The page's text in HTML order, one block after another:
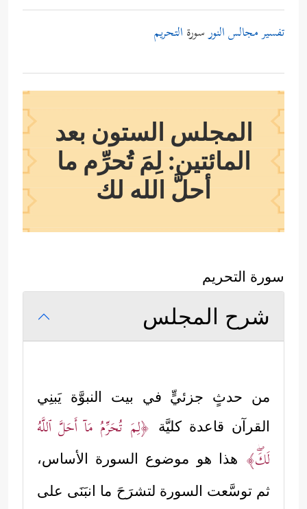
تفسير مجالس النورسورة التحريم
المجلس الستون بعد
المائتين: لِمَ تُحرِّم ما
أحلَّ الله لك
سورة التحريم
شرح المجلس
من حدثٍ جزئيٍّ في بيت النبوَّة يَبنِي
القرآن قاعدة كليَّة ﴿لِمَ تُحَرِّمُ مَاۤ أَحَلَّ ٱللَّهُ
لَكَۖ﴾ هذا هو موضوع السورة الأساس،
ثم توسَّعت السورة لتشرَحَ ما انبَنَى على